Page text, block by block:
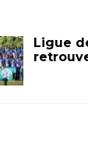
Ligue